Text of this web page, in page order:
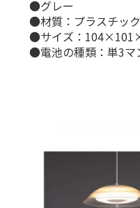
●グレー
●材質：プラスチッ
●サイズ：
●電池の種類：単3マ